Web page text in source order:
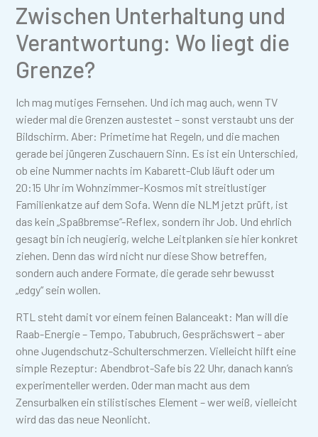
Zwischen Unterhaltung und
Verantwortung: Wo liegt die
Grenze?
Ich mag mutiges Fernsehen. Und ich mag auch, wenn TV
wieder mal die Grenzen austestet – sonst verstaubt uns der
Bildschirm. Aber: Primetime hat Regeln, und die machen
gerade bei jüngeren Zuschauern Sinn. Es ist ein Unterschied,
ob eine Nummer nachts im Kabarett-Club läuft oder um
20:15 Uhr im Wohnzimmer-Kosmos mit streitlustiger
Familienkatze auf dem Sofa. Wenn die NLM jetzt prüft, ist
das kein „Spaßbremse“-Reflex, sondern ihr Job. Und ehrlich
gesagt bin ich neugierig, welche Leitplanken sie hier konkret
ziehen. Denn das wird nicht nur diese Show betreffen,
sondern auch andere Formate, die gerade sehr bewusst
„edgy“ sein wollen.
RTL steht damit vor einem feinen Balanceakt: Man will die
Raab-Energie – Tempo, Tabubruch, Gesprächswert – aber
ohne Jugendschutz-Schulterschmerzen. Vielleicht hilft eine
simple Rezeptur: Abendbrot-Safe bis 22 Uhr, danach kann’s
experimenteller werden. Oder man macht aus dem
Zensurbalken ein stilistisches Element – wer weiß, vielleicht
wird das das neue Neonlicht.